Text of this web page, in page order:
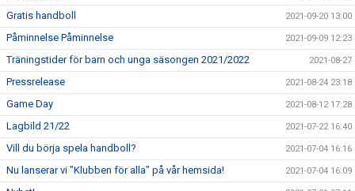
Gratis handboll 2021-09-20 13:00
Påminnelse Påminnelse 2021-09-09 12:23
Träningstider för barn och unga säsongen 2021/2022 2021-08-27
Pressrelease 2021-08-24 23:18
Game Day 2021-08-12 17:28
Lagbild 21/22 2021-07-22 16:40
Vill du börja spela handboll? 2021-07-04 16:16
Nu lanserar vi "Klubben för alla" på vår hemsida! 2021-07-04 16:09